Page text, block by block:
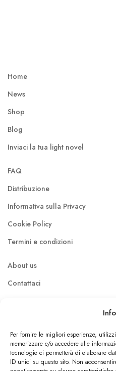
Per fornire le migliori esperienze,
memorizzare e/o accedere alle
tecnologie ci permetterà di elaborare
ID unici su questo sito. Non
Home
News
Shop
Blog
Inviaci la tua light novel
FAQ
Distribuzione
Informativa sulla Privacy
Cookie Policy
Termini e condizioni
About us
Contattaci
© Dokusho Edizioni Srl 2026
Pisa / P.IVA: 02410240507 /